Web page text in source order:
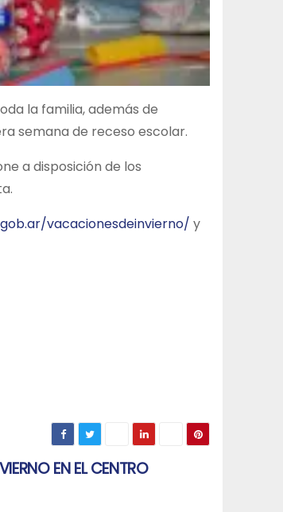
la familia, además de
semana de receso escolar.
a disposición de los
vacacionesdeinvierno/ y
EN EL CENTRO